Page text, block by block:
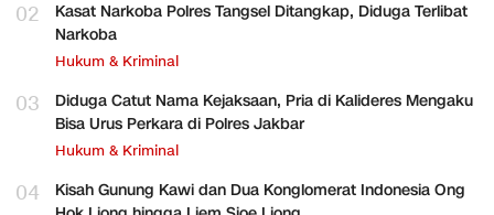
02
Kasat Narkoba Polres Tangsel Ditangkap, Diduga Terlibat
Narkoba
Hukum & Kriminal
03
Diduga Catut Nama Kejaksaan, Pria di Kalideres Mengaku
Bisa Urus Perkara di Polres Jakbar
Hukum & Kriminal
04
Kisah Gunung Kawi dan Dua Konglomerat Indonesia Ong